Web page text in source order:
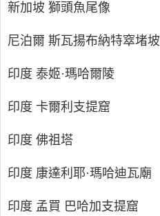
新加坡 獅頭魚尾像
尼泊爾 斯瓦揚布納特窣堵坡
印度 泰姬·瑪哈爾陵
印度 卡爾利支提窟
印度 佛祖塔
印度 康達利耶·瑪哈迪瓦廟
印度 孟買 巴哈加支提窟